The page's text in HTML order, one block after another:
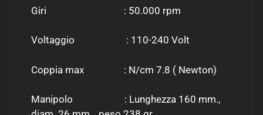
Giri : 50.000 rpm
Voltaggio : 110-240 Volt
Coppia max : N/cm 7.8 ( Newton)
Manipolo : Lunghezza 160 mm.,